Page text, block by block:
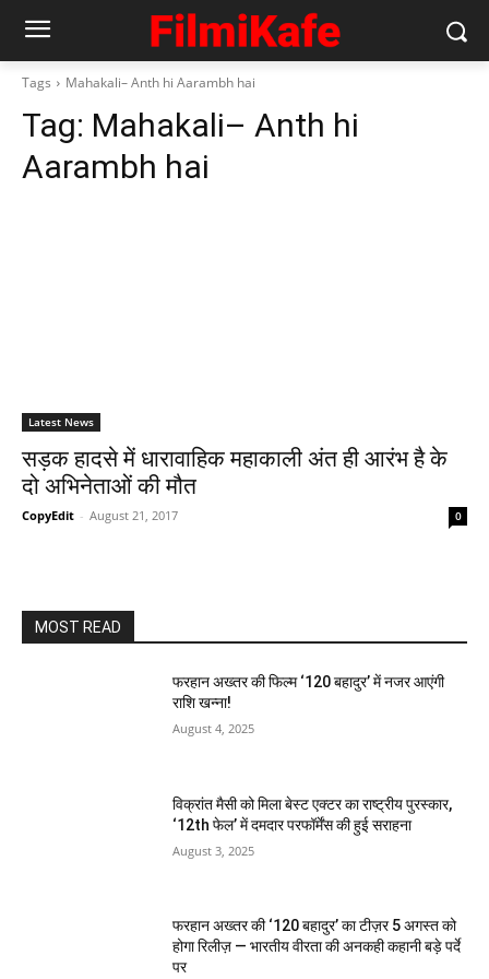
Tags Mahakali– Anth hi Aarambh hai
Tag: Mahakali– Anth hi
Aarambh hai
Latest News
सड़क हादसे में धारावाहिक महाकाली अंत ही आरंभ है के
दो अभिनेताओं की मौत
CopyEdit - August 21, 2017 0
MOST READ
फरहान अख्तर की फिल्म ‘120 बहादुर’ में नजर आएंगी
राशि खन्ना!
August 4, 2025
विक्रांत मैसी को मिला बेस्ट एक्टर का राष्ट्रीय पुरस्कार,
‘12th फेल’ में दमदार परफॉर्मेंस की हुई सराहना
August 3, 2025
फरहान अख्तर की ‘120 बहादुर’ का टीज़र 5 अगस्त को
होगा रिलीज़ — भारतीय वीरता की अनकही कहानी बड़े पर्दे
पर